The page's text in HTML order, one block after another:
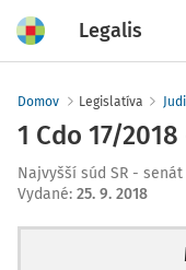
Legalis
Domov Legislatíva
1 Cdo 17/
Najvyšší súd SR - senát
Vydané: 25. 9. 2018